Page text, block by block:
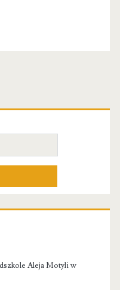
Aleja Motyli w